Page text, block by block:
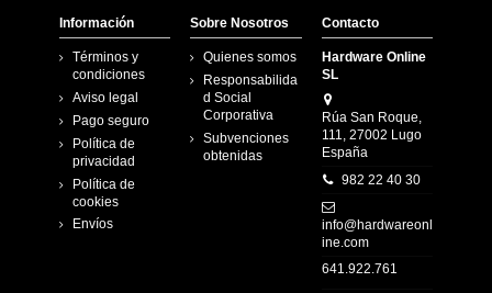
Información
Términos y
condiciones
Aviso legal
Pago seguro
Política de
privacidad
Política de
cookies
Envíos
Sobre Nosotros
Quienes somos
Responsabilida
d Social
Corporativa
Subvenciones
obtenidas
Contacto
Hardware Online
SL
Rúa San Roque,
111, 27002 Lugo
España
982 22 40 30
info@hardwareonl
ine.com
641.922.761